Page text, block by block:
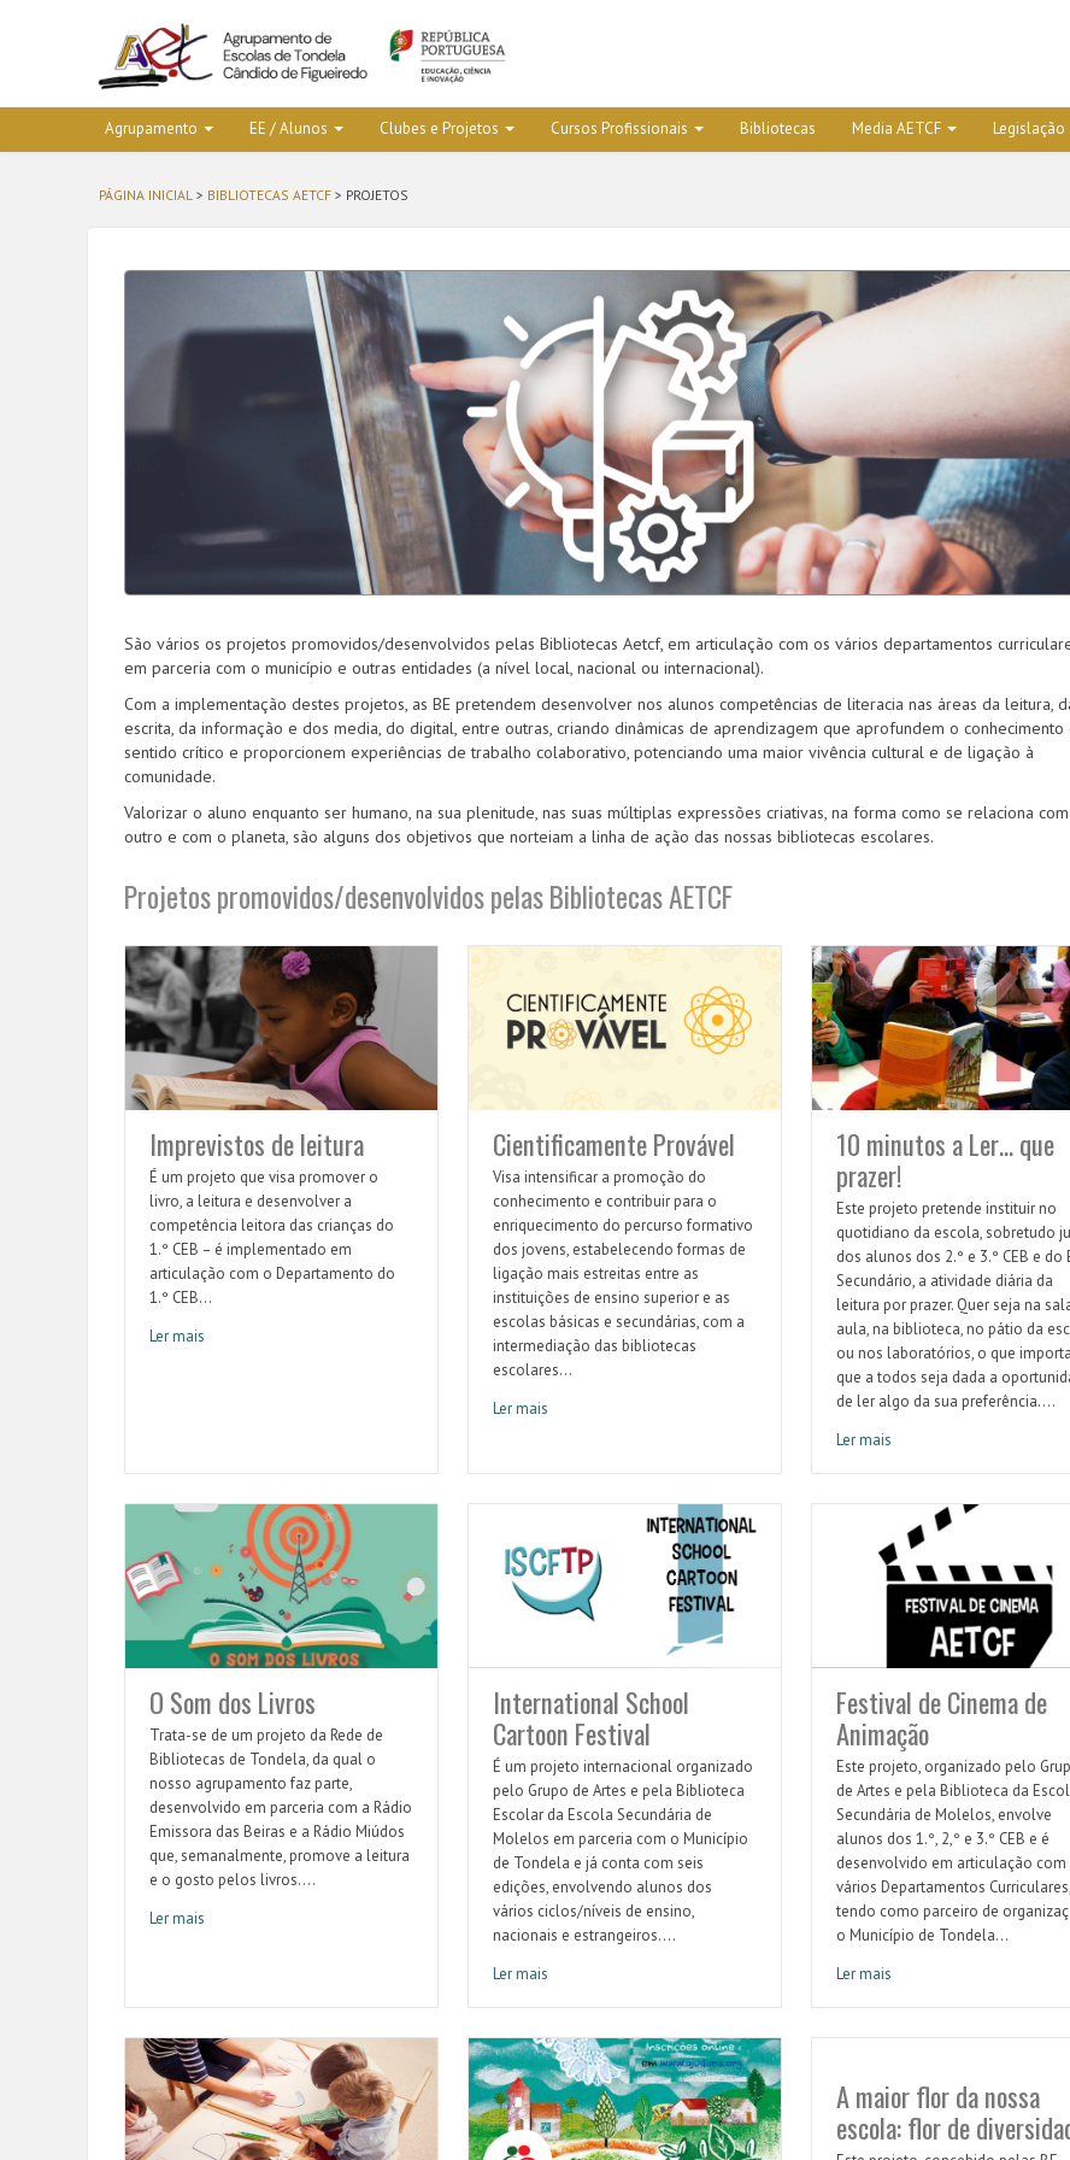
Agrupamento EE / Alunos Clubes e Projetos Cursos Profissionais Bibliotecas Media AETCF Legislação
PÁGINA INICIAL > BIBLIOTECAS AETCF > PROJETOS
São vários os projetos promovidos/desenvolvidos pelas Bibliotecas Aetcf, em articulação com os vários departamentos
em parceria com o município e outras entidades (a nível local, nacional ou internacional).
Com a implementação destes projetos, as BE pretendem desenvolver nos alunos competências de literacia nas áreas da leitura,
escrita, da informação e dos media, do digital, entre outras, criando dinâmicas de aprendizagem que aprofundem o conhecimento
sentido crítico e proporcionem experiências de trabalho colaborativo, potenciando uma maior vivência cultural e de ligação à
comunidade.
Valorizar o aluno enquanto ser humano, na sua plenitude, nas suas múltiplas expressões criativas, na forma como se relaciona
outro e com o planeta, são alguns dos objetivos que norteiam a linha de ação das nossas bibliotecas escolares.
Projetos promovidos/desenvolvidos pelas Bibliotecas AETCF
Imprevistos de leitura
É um projeto que visa promover o
livro, a leitura e desenvolver a
competência leitora das crianças do
1.º CEB – é implementado em
articulação com o Departamento do
1.º CEB...
Ler mais
Imprevistos de leitura
Cientificamente Provável
Visa intensificar a promoção do
conhecimento e contribuir para o
enriquecimento do percurso formativo
dos jovens, estabelecendo formas de
ligação mais estreitas entre as
instituições de ensino superior e as
escolas básicas e secundárias, com a
intermediação das bibliotecas
escolares...
Ler mais
Cientificamente Provável
10 minutos a Ler… que
prazer!
Este projeto pretende instituir no
quotidiano da escola, sobretudo
dos alunos dos 2.º e 3.º CEB e do
Secundário, a atividade diária da
leitura por prazer. Quer seja na
aula, na biblioteca, no pátio da
ou nos laboratórios, o que
que a todos seja dada a
de ler algo da sua preferência....
Ler mais
10 minutos a Ler… que prazer!
O Som dos Livros
Trata-se de um projeto da Rede de
Bibliotecas de Tondela, da qual o
nosso agrupamento faz parte,
desenvolvido em parceria com a Rádio
Emissora das Beiras e a Rádio Miúdos
que, semanalmente, promove a leitura
e o gosto pelos livros....
Ler mais
O Som dos Livros
International School
Cartoon Festival
É um projeto internacional organizado
pelo Grupo de Artes e pela Biblioteca
Escolar da Escola Secundária de
Molelos em parceria com o Município
de Tondela e já conta com seis
edições, envolvendo alunos dos
vários ciclos/níveis de ensino,
nacionais e estrangeiros....
Ler mais
International School Cartoon Festival
Festival de Cinema de
Animação
Este projeto, organizado pelo
de Artes e pela Biblioteca da
Secundária de Molelos, envolve
alunos dos 1.º, 2,º e 3.º CEB e é
desenvolvido em articulação com
vários Departamentos Curriculares,
tendo como parceiro de
o Município de Tondela...
Ler mais
Festival de Cinema de Animação
A maior flor da nossa
escola: flor de